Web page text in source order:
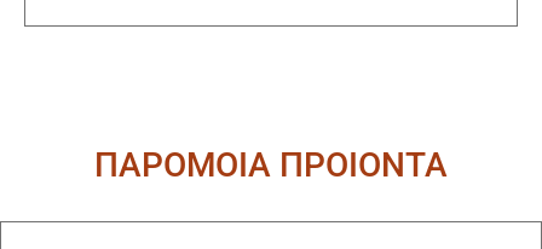
ΠΑΡΟΜΟΙΑ ΠΡΟΙΟΝΤΑ